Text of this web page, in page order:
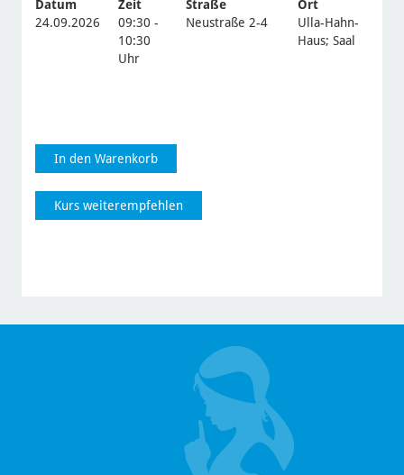
Datum Zeit Straße
Ort
24.09.2026
09:30 -
10:30
Uhr
Neustraße 2-4
Ulla-Hahn-
Haus; Saal
In den Warenkorb
Kurs weiterempfehlen